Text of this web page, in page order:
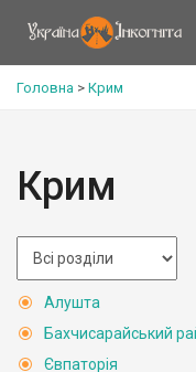
Головна > Крим
Крим
Алушта
Бахчисарайський
Євпаторія